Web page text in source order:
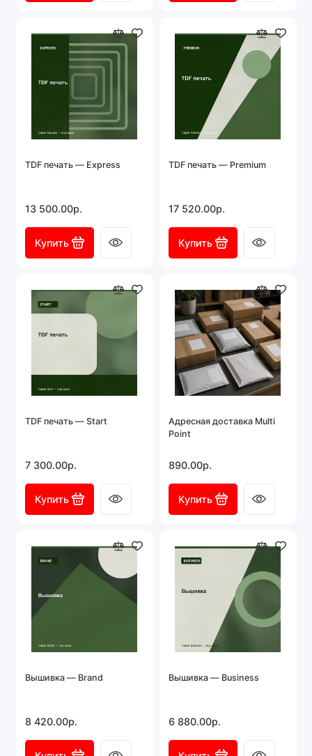
TDF печать — Express
13 500.00р.
Купить
TDF печать — Premium
17 520.00р.
Купить
TDF печать — Start
7 300.00р.
Купить
Адресная доставка Multi
Point
890.00р.
Купить
Вышивка — Brand
8 420.00р.
Вышивка — Business
6 880.00р.